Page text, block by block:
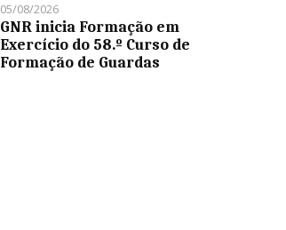
05/08/2026
GNR inicia Formação em
Exercício do 58.º Curso de
Formação de Guardas